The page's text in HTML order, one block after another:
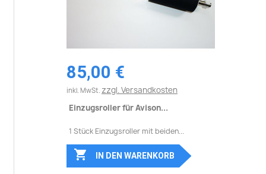
85,00 €
inkl. MwSt. zzgl. Versandkosten
Einzugsroller für Avison...
1 Stück Einzugsroller mit beiden...
 IN DEN WARENKORB